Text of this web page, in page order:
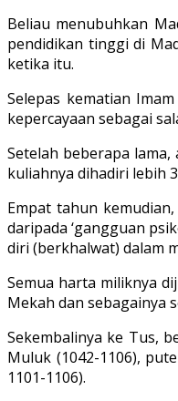
Beliau menubuhkan
pendidikan tinggi di
ketika itu.
Selepas kematian
kepercayaan sebagai
Setelah beberapa
kuliahnya dihadiri lebih
Empat tahun
daripada ‘gangguan
diri (berkhalwat) dalam
Semua harta miliknya
Mekah dan sebagainya
Sekembalinya ke Tus,
Muluk (1042-1106),
1101-1106).